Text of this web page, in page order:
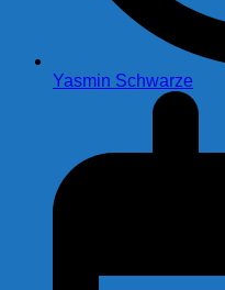
Yasmin Schwarze